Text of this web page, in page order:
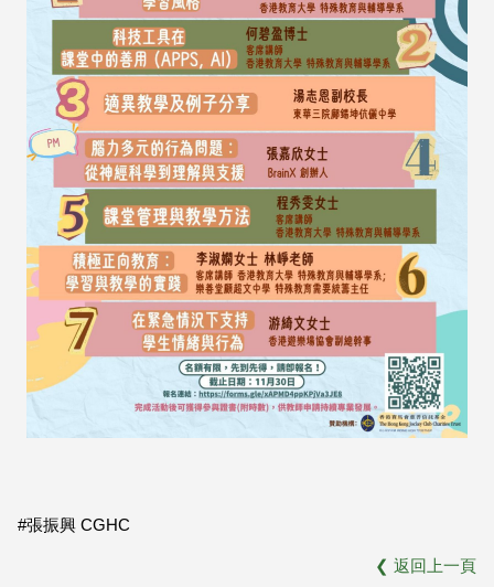
#張振興 CGHC
❮ 返回上一頁